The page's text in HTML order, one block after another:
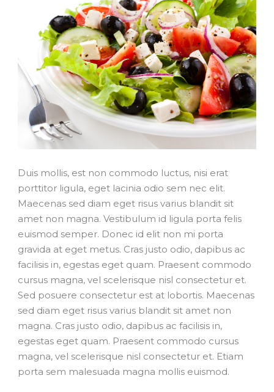
Duis mollis, est non commodo luctus, nisi erat
porttitor ligula, eget lacinia odio sem nec elit.
Maecenas sed diam eget risus varius blandit sit
amet non magna. Vestibulum id ligula porta felis
euismod semper. Donec id elit non mi porta
gravida at eget metus. Cras justo odio, dapibus ac
facilisis in, egestas eget quam. Praesent commodo
cursus magna, vel scelerisque nisl consectetur et.
Sed posuere consectetur est at lobortis. Maecenas
sed diam eget risus varius blandit sit amet non
magna. Cras justo odio, dapibus ac facilisis in,
egestas eget quam. Praesent commodo cursus
magna, vel scelerisque nisl consectetur et. Etiam
porta sem malesuada magna mollis euismod.